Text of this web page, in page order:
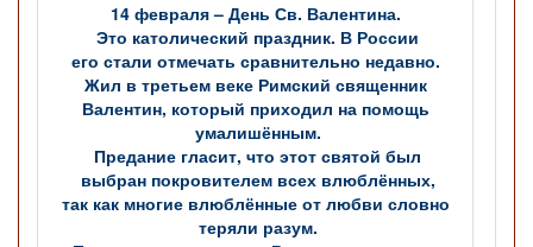
14 февраля – День Св. Валентина.
Это католический праздник. В России
его стали отмечать сравнительно недавно.
Жил в третьем веке Римский священник
Валентин, который приходил на помощь
умалишённым.
Предание гласит, что этот святой был
выбран покровителем всех влюблённых,
так как многие влюблённые от любви словно
теряли разум.